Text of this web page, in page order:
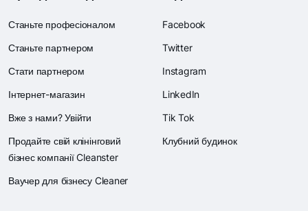
Станьте професіоналом
Станьте партнером
Стати партнером
Інтернет-магазин
Вже з нами? Увійти
Продайте свій клінінговий
бізнес компанії Cleanster
Ваучер для бізнесу Cleaner
Facebook
Twitter
Instagram
LinkedIn
Tik Tok
Клубний будинок